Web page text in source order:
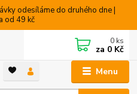
odesíláme do druhého dne |
od 49 kč
Menu
0 ks
za 0 Kč